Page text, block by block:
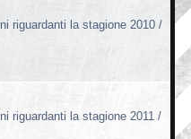
riguardanti la stagione 2010 /
riguardanti la stagione 2011 /